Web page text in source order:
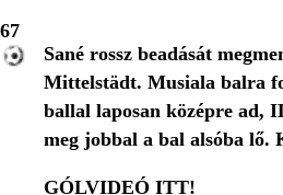
67
Sané rossz beadását
Mittelstädt. Musiala balra
ballal laposan középre ad,
meg jobbal a bal alsóba lő.
GÓLVIDEÓ ITT!